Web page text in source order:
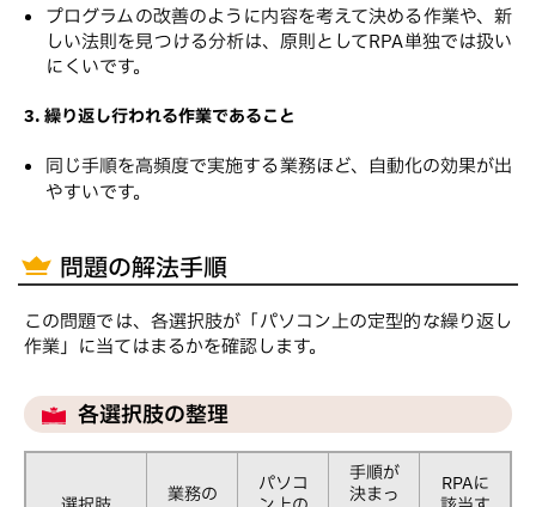
プログラムの改善のように内容を考えて決める作業や、新
しい法則を見つける分析は、原則としてRPA単独では扱い
にくいです。
3. 繰り返し行われる作業であること
同じ手順を高頻度で実施する業務ほど、自動化の効果が出
やすいです。
問題の解法手順
この問題では、各選択肢が「パソコン上の定型的な繰り返し
作業」に当てはまるかを確認します。
各選択肢の整理
業務の
パソコ
手順が
決まっ
RPAに